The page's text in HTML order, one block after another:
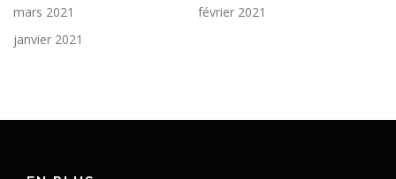
mars 2021
février 2021
janvier 2021